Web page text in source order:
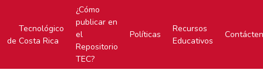
Tecnológico
de Costa Rica
¿Cómo
publicar en
el
Repositorio
TEC?
Políticas
Recursos
Educativos